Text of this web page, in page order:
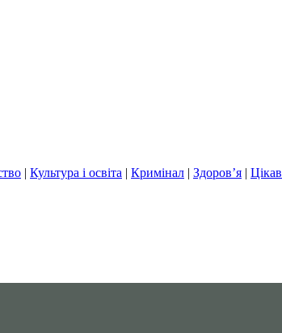
| Культура і освіта | Кримінал | Здоров’я |